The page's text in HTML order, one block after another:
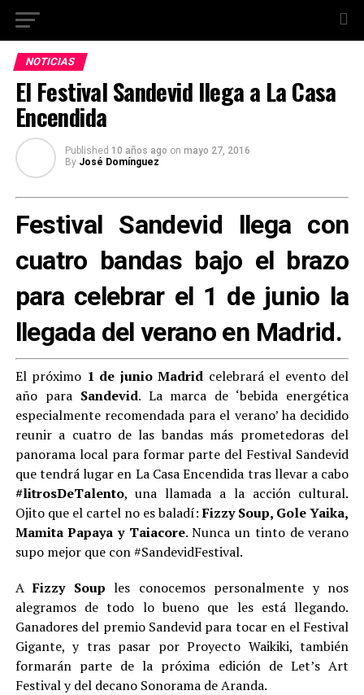
NOTICIAS
El Festival Sandevid llega a La Casa
Encendida
Published 10 años ago on mayo 27, 2016
By José Domínguez
Festival Sandevid llega con
cuatro bandas bajo el brazo
para celebrar el 1 de junio la
llegada del verano en Madrid.
El próximo 1 de junio Madrid celebrará el evento del
año para Sandevid. La marca de ‘bebida energética
especialmente recomendada para el verano’ ha decidido
reunir a cuatro de las bandas más prometedoras del
panorama local para formar parte del Festival Sandevid
que tendrá lugar en La Casa Encendida tras llevar a cabo
#litrosDeTalento, una llamada a la acción cultural.
Ojito que el cartel no es baladí:Fizzy Soup, Gole Yaika,
Mamita Papaya y Taiacore. Nunca un tinto de verano
supo mejor que con #SandevidFestival.
AFizzy Soup les conocemos personalmente y nos
alegramos de todo lo bueno que les está llegando.
Ganadores del premio Sandevid para tocar en el Festival
Gigante, y tras pasar por Proyecto Waikiki, también
formarán parte de la próxima edición de Let’s Art
Festival y del decano Sonorama de Aranda.